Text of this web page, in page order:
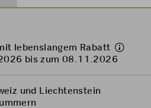
lebenslangem Rabatt
bis zum 08.11.2026
und Liechtenstein